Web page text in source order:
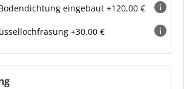
eingebaut +120,00 €
+30,00 €